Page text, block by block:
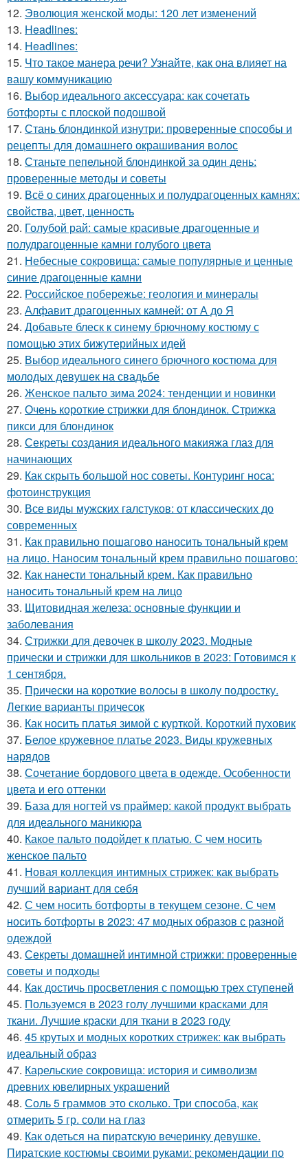
12. Эволюция женской моды: 120 лет изменений
13. Headlines:
14. Headlines:
15. Что такое манера речи? Узнайте, как она влияет на
вашу коммуникацию
16. Выбор идеального аксессуара: как сочетать
ботфорты с плоской подошвой
17. Стань блондинкой изнутри: проверенные способы и
рецепты для домашнего окрашивания волос
18. Станьте пепельной блондинкой за один день:
проверенные методы и советы
19. Всё о синих драгоценных и полудрагоценных камнях:
свойства, цвет, ценность
20. Голубой рай: самые красивые драгоценные и
полудрагоценные камни голубого цвета
21. Небесные сокровища: самые популярные и ценные
синие драгоценные камни
22. Российское побережье: геология и минералы
23. Алфавит драгоценных камней: от А до Я
24. Добавьте блеск к синему брючному костюму с
помощью этих бижутерийных идей
25. Выбор идеального синего брючного костюма для
молодых девушек на свадьбе
26. Женское пальто зима 2024: тенденции и новинки
27. Очень короткие стрижки для блондинок. Стрижка
пикси для блондинок
28. Секреты создания идеального макияжа глаз для
начинающих
29. Как скрыть большой нос советы. Контуринг носа:
фотоинструкция
30. Все виды мужских галстуков: от классических до
современных
31. Как правильно пошагово наносить тональный крем
на лицо. Наносим тональный крем правильно пошагово:
32. Как нанести тональный крем. Как правильно
наносить тональный крем на лицо
33. Щитовидная железа: основные функции и
заболевания
34. Стрижки для девочек в школу 2023. Модные
прически и стрижки для школьников в 2023: Готовимся к
1 сентября.
35. Прически на короткие волосы в школу подростку.
Легкие варианты причесок
36. Как носить платья зимой с курткой. Короткий пуховик
37. Белое кружевное платье 2023. Виды кружевных
нарядов
38. Сочетание бордового цвета в одежде. Особенности
цвета и его оттенки
39. База для ногтей vs праймер: какой продукт выбрать
для идеального маникюра
40. Какое пальто подойдет к платью. С чем носить
женское пальто
41. Новая коллекция интимных стрижек: как выбрать
лучший вариант для себя
42. С чем носить ботфорты в текущем сезоне. С чем
носить ботфорты в 2023: 47 модных образов с разной
одеждой
43. Секреты домашней интимной стрижки: проверенные
советы и подходы
44. Как достичь просветления с помощью трех ступеней
45. Пользуемся в 2023 голу лучшими красками для
ткани. Лучшие краски для ткани в 2023 году
46. 45 крутых и модных коротких стрижек: как выбрать
идеальный образ
47. Карельские сокровища: история и символизм
древних ювелирных украшений
48. Соль 5 граммов это сколько. Три способа, как
отмерить 5 гр. соли на глаз
49. Как одеться на пиратскую вечеринку девушке.
Пиратские костюмы своими руками: рекомендации по